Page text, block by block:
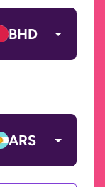
BHD
ARS